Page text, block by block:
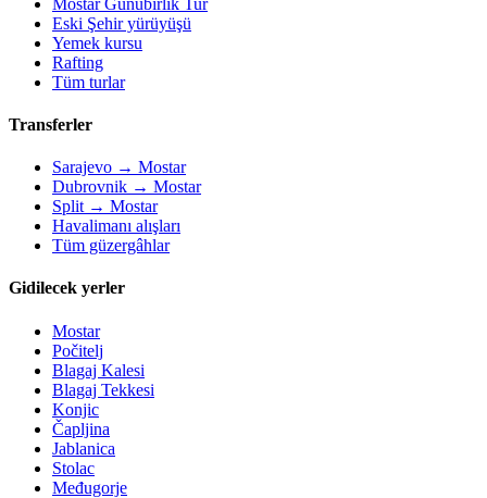
Eski Şehir yürüyüşü
Yemek kursu
Rafting
Tüm turlar
Transferler
Sarajevo → Mostar
Dubrovnik → Mostar
Split → Mostar
Havalimanı alışları
Tüm güzergâhlar
Gidilecek yerler
Mostar
Počitelj
Blagaj Kalesi
Blagaj Tekkesi
Konjic
Čapljina
Jablanica
Stolac
Međugorje